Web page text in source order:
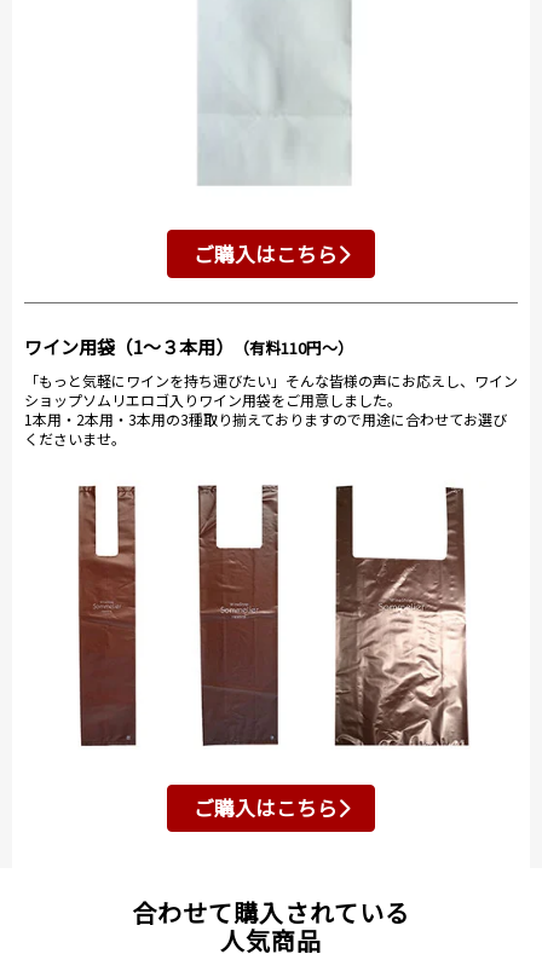
ご購入はこちら
ワイン用袋（1～３本用） （有料110円～）
「もっと気軽にワインを持ち運びたい」そんな皆様の声にお応えし、ワイン
ショップソムリエロゴ入りワイン用袋をご用意しました。
1本用・2本用・3本用の3種取り揃えておりますので用途に合わせてお選び
くださいませ。
ご購入はこちら
合わせて購入されている
人気商品